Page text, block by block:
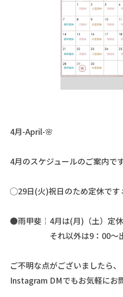
4月-April-🌸
4月のスケジュールのご案内で
◯29日(火)祝日のため定休で
●雨甲斐￤4月は(月)（土）定
それ以外は9：00〜出
ご不明な点がございましたら、
Instagram DMでもお気軽にお